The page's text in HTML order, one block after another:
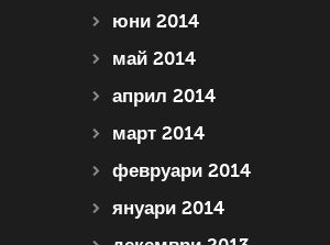
юни 2014
май 2014
април 2014
март 2014
февруари 2014
януари 2014